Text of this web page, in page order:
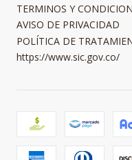
TERMINOS Y
AVISO DE PRIVACIDAD
POLÍTICA DE
https://www.sic.gov.co/